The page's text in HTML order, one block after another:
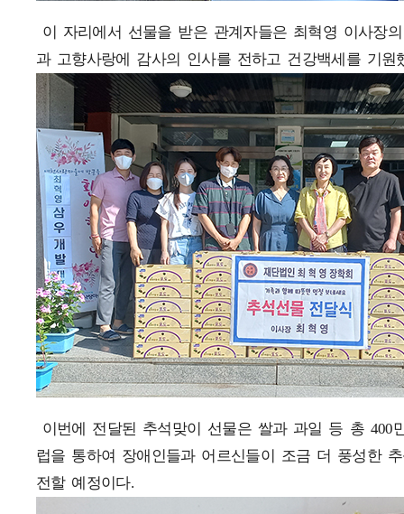
이 자리에서 선물을 받은 관계자들은 최혁영 이사장
과 고향사랑에 감사의 인사를 전하고 건강백세를 기원
이번에 전달된 추석맞이 선물은 쌀과 과일 등 총 400
럽을 통하여 장애인들과 어르신들이 조금 더 풍성한
전할 예정이다.